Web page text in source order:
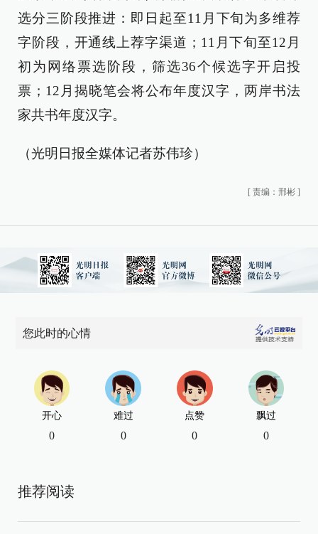
选分三阶段推进：即日起至11月下旬为多维荐
字阶段，开通线上荐字渠道；11月下旬至12月
初为网络票选阶段，筛选36个候选字开启投
票；12月揭晓笔会将公布年度汉字，两岸书法
家共书年度汉字。
（光明日报全媒体记者苏伟珍）
[ 责编：邢彬 ]
您此时的心情
开心
0
难过
0
点赞
0
飘过
0
推荐阅读